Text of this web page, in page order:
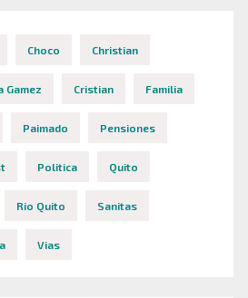
Choco Christian
Gamez Cristian Familia
Paimado Pensiones
Politica Quito
Rio Quito Sanitas
Vias